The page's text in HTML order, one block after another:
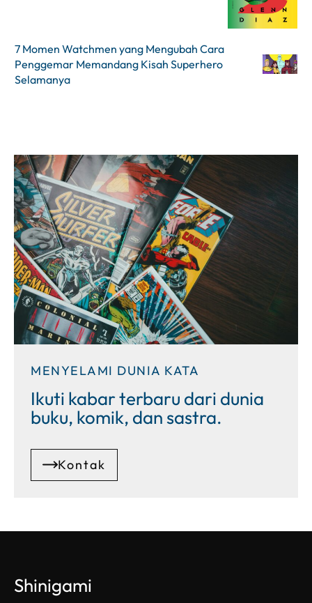
7 Momen Watchmen yang Mengubah Cara
Penggemar Memandang Kisah Superhero
Selamanya
MENYELAMI DUNIA KATA
Ikuti kabar terbaru dari dunia
buku, komik, dan sastra.
Kontak
Shinigami